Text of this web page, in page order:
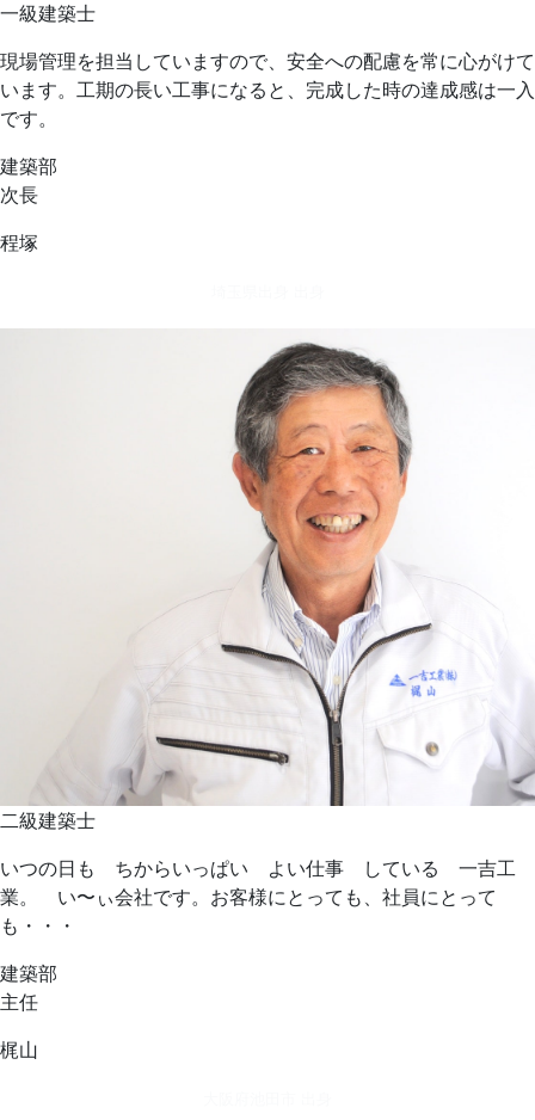
一級建築士
現場管理を担当していますので、安全への配慮を常に心がけて
います。工期の長い工事になると、完成した時の達成感は一入
です。
建築部
次長
程塚
二級建築士
いつの日も ちからいっぱい よい仕事 している 一吉工
業。 い〜ぃ会社です。お客様にとっても、社員にとって
も・・・
建築部
主任
梶山